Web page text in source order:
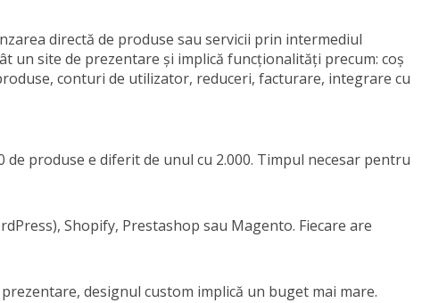
directă de produse sau servicii prin intermediul
un site de prezentare și implică funcționalități precum: coș
conturi de utilizator, reduceri, facturare, integrare cu
de produse e diferit de unul cu 2.000. Timpul necesar pentru
Shopify, Prestashop sau Magento. Fiecare are
designul custom implică un buget mai mare.